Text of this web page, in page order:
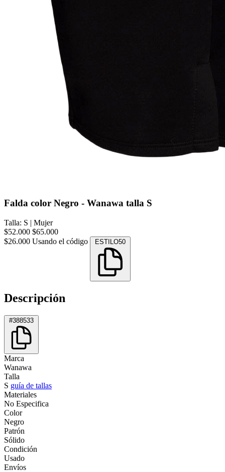
Falda color Negro - Wanawa talla S
Talla: S | Mujer
$52.000 $65.000
$26.000 Usando el código ESTILO50
Descripción
#388533
Marca
Wanawa
Talla
S guía de tallas
Materiales
No Especifica
Color
Negro
Patrón
Sólido
Condición
Usado
Envíos